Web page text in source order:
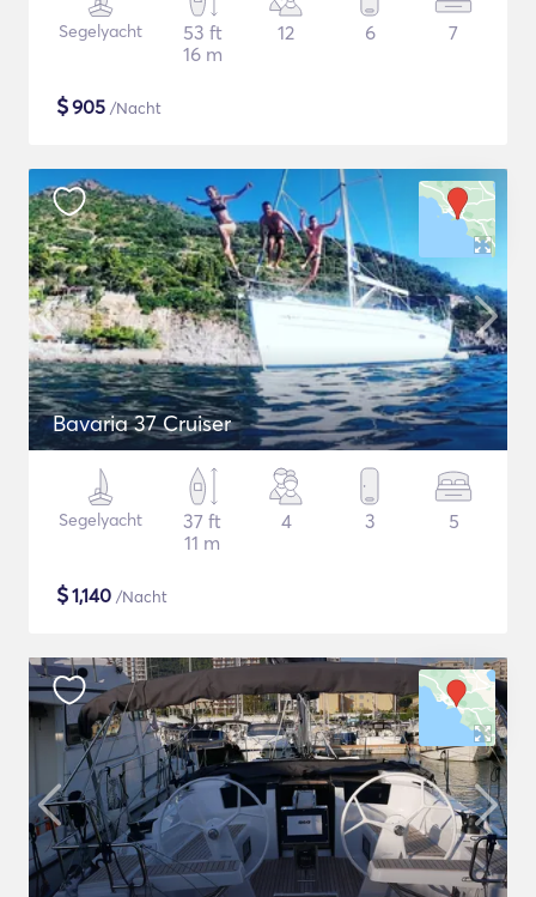
Segelyacht
53 ft
16 m
12 6 7
$905 /Nacht
Bavaria 37 Cruiser
Segelyacht
37 ft
11 m
4 3 5
$1,140 /Nacht